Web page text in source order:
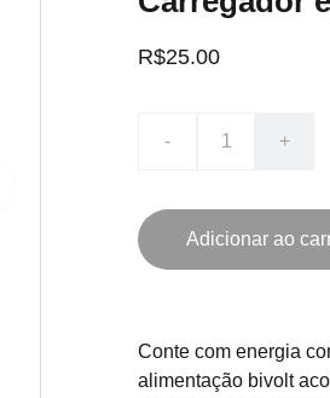
R$25.00
- +
Adicionar ao
Conte com energia
alimentação bivolt